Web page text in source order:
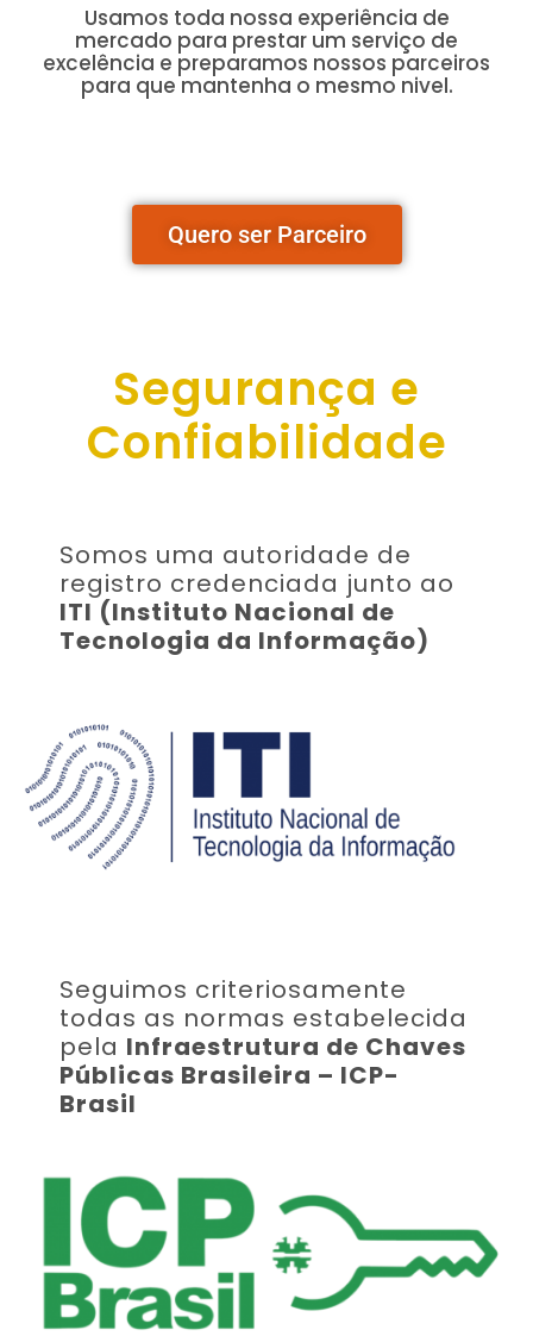
Usamos toda nossa experiência de
mercado para prestar um serviço de
excelência e preparamos nossos parceiros
para que mantenha o mesmo nivel.
Quero ser Parceiro
Segurança e
Confiabilidade
Somos uma autoridade de
registro credenciada junto ao
ITI (Instituto Nacional de
Tecnologia da Informação)
Seguimos criteriosamente
todas as normas estabelecida
pela Infraestrutura de Chaves
Públicas Brasileira – ICP-
Brasil